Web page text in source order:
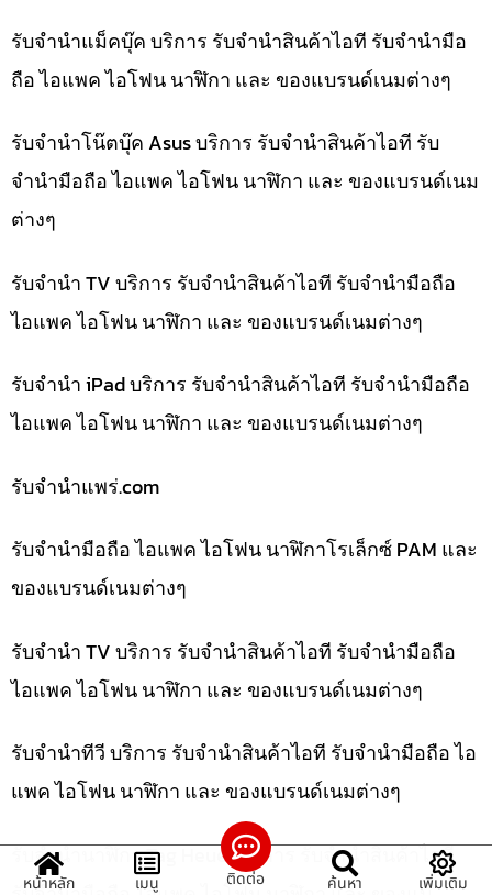
รับจำนำแม็คบุ๊ค บริการ รับจำนำสินค้าไอที รับจำนำมือ
ถือ ไอแพค ไอโฟน นาฬิกา และ ของแบรนด์เนมต่างๆ
รับจำนำโน๊ตบุ๊ค Asus บริการ รับจำนำสินค้าไอที รับ
จำนำมือถือ ไอแพค ไอโฟน นาฬิกา และ ของแบรนด์เนม
ต่างๆ
รับจำนำ TV บริการ รับจำนำสินค้าไอที รับจำนำมือถือ
ไอแพค ไอโฟน นาฬิกา และ ของแบรนด์เนมต่างๆ
รับจำนำ iPad บริการ รับจำนำสินค้าไอที รับจำนำมือถือ
ไอแพค ไอโฟน นาฬิกา และ ของแบรนด์เนมต่างๆ
รับจํานําแพร่.com
รับจำนำมือถือ ไอแพค ไอโฟน นาฬิกาโรเล็กซ์ PAM และ
ของแบรนด์เนมต่างๆ
รับจำนำ TV บริการ รับจำนำสินค้าไอที รับจำนำมือถือ
ไอแพค ไอโฟน นาฬิกา และ ของแบรนด์เนมต่างๆ
รับจำนำทีวี บริการ รับจำนำสินค้าไอที รับจำนำมือถือ ไอ
แพค ไอโฟน นาฬิกา และ ของแบรนด์เนมต่างๆ
รับจำนำนาฬิกา Tag Heuer บริการ รับจำนำสินค้าไอที
หน้าหลัก เมนู ติดต่อ ค้นหา เพิ่มเติม